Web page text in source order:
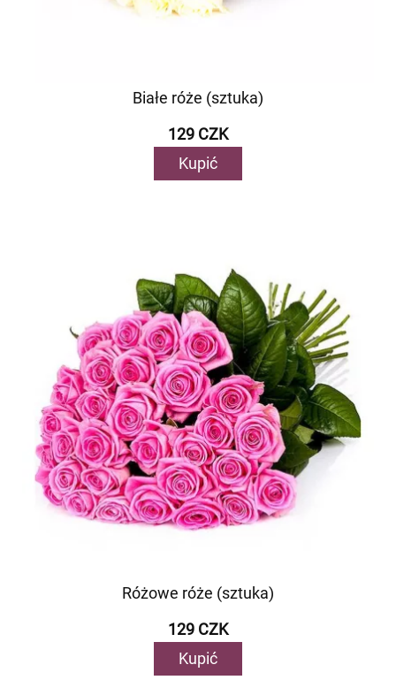
Białe róże (sztuka)
129 CZK
Kupić
Różowe róże (sztuka)
129 CZK
Kupić